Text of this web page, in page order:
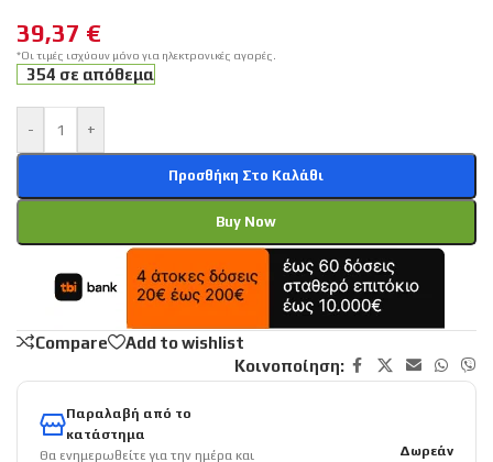
39,37 €
*Οι τιμές ισχύουν μόνο για ηλεκτρονικές αγορές.
354 σε απόθεμα
- +
Προσθήκη Στο Καλάθι
Buy Now
Compare
Add to wishlist
Κοινοποίηση:
Παραλαβή από το
κατάστημα
Θα ενημερωθείτε για την ημέρα και
Δωρεάν